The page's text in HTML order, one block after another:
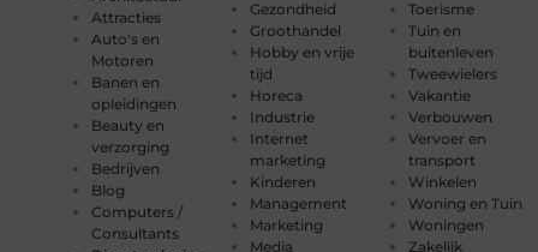
Attracties
Auto's en
Motoren
Banen en
opleidingen
Beauty en
verzorging
Bedrijven
Blog
Computers /
Consultants
Gezondheid
Groothandel
Hobby en vrije
tijd
Horeca
Industrie
Internet
marketing
Kinderen
Management
Marketing
Media
Toerisme
Tuin en
buitenleven
Tweewielers
Vakantie
Verbouwen
Vervoer en
transport
Winkelen
Woning en Tuin
Woningen
Zakelijk